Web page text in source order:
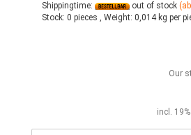
Shippingtime:
out of stock
Stock: 0 pieces , Weight: 0,014kg per
Our
incl.